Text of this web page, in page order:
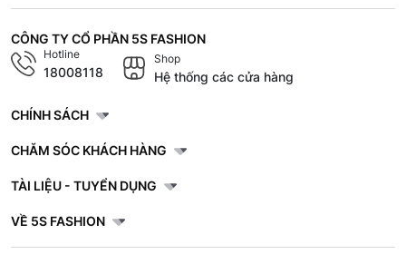
CÔNG TY CỔ PHẦN 5S FASHION
Hotline
18008118
Shop
Hệ thống các cửa hàng
CHÍNH SÁCH
CHĂM SÓC KHÁCH HÀNG
TÀI LIỆU - TUYỂN DỤNG
VỀ 5S FASHION